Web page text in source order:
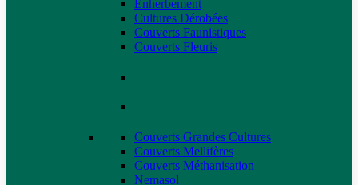
Enherbement
Cultures Dérobées
Couverts Faunistiques
Couverts Fleuris
Couverts Grandes Cultures
Couverts Mellifères
Couverts Méthanisation
Nemasol